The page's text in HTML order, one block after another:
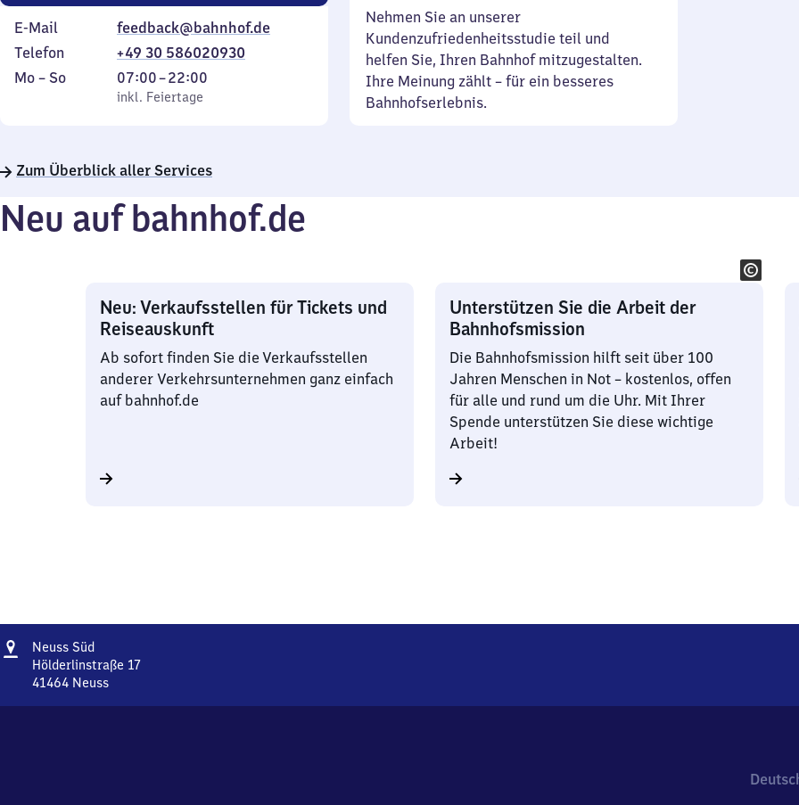
E-Mail
feedback@bahnhof.de
Telefon
+49 30 586020930
Montag
Mo – So,
inkl. Feiertage
07:00–22:00
Von
7
22
inkl. Feiertage
Nehmen Sie an unserer
Kundenzufriedenheitsstudie teil und
helfen Sie, Ihren Bahnhof mitzugestalten.
Ihre Meinung zählt – für ein besseres
Bahnhofserlebnis.
Zum Überblick aller Services
Neu auf bahnhof.de
Neu: Verkaufsstellen für Tickets und
Reiseauskunft
Ab sofort finden Sie die Verkaufsstellen
anderer Verkehrsunternehmen ganz einfach
auf bahnhof.de
Unterstützen Sie die Arbeit der
Bahnhofsmission
Die Bahnhofsmission hilft seit über 100
Jahren Menschen in Not – kostenlos, offen
für alle und rund um die Uhr. Mit Ihrer
Spende unterstützen Sie diese wichtige
Arbeit!
Adresse
Neuss SüdNeuss
Süd
Hölderlinstraße 17
41464 Neuss